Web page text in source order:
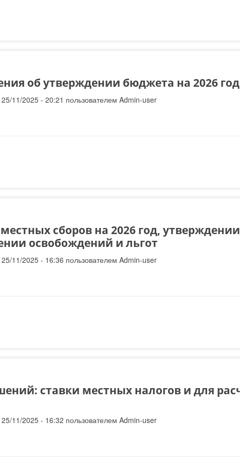
об утверждении бюджета на 2026 год
25/11/2025 - 20:21 пользователемAdmin-user
сборов на 2026 год,
освобождений и льгот
25/11/2025 - 16:36 пользователемAdmin-user
ставки местных налогов и для
25/11/2025 - 16:32 пользователемAdmin-user